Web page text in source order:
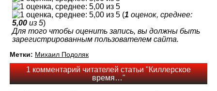
(1 оценок, среднее:
5,00 из 5)
Для того чтобы оценить запись, вы должны быть
зарегистрированным пользователем сайта.
Метки: Михаил Подоляк
1 комментарий читателей статьи "Киллерское
время…"